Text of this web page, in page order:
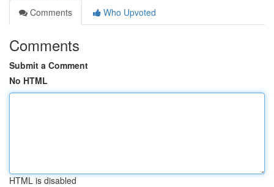
Comments
Who Upvoted
Comments
Submit a Comment
No HTML
HTML is disabled